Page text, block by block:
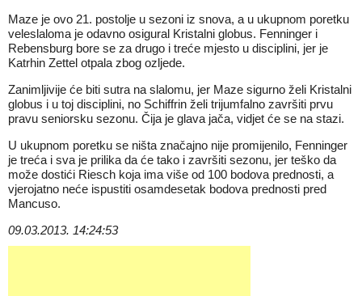
Maze je ovo 21. postolje u sezoni iz snova, a u ukupnom poretku
veleslaloma je odavno osigural Kristalni globus. Fenninger i
Rebensburg bore se za drugo i treće mjesto u disciplini, jer je
Katrhin Zettel otpala zbog ozljede.
Zanimljivije će biti sutra na slalomu, jer Maze sigurno želi Kristalni
globus i u toj disciplini, no Schiffrin želi trijumfalno završiti prvu
pravu seniorsku sezonu. Čija je glava jača, vidjet će se na stazi.
U ukupnom poretku se ništa značajno nije promijenilo, Fenninger
je treća i sva je prilika da će tako i završiti sezonu, jer teško da
može dostići Riesch koja ima više od 100 bodova prednosti, a
vjerojatno neće ispustiti osamdesetak bodova prednosti pred
Mancuso.
09.03.2013. 14:24:53